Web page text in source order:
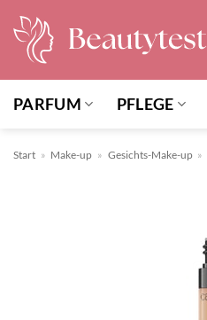
Inhalt
springen
PARFUM PFLEGE
Start » Make-up » Gesichts-Make-up »